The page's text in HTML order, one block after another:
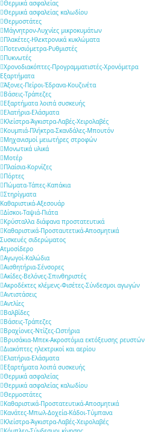
Θερμικά ασφαλείας
Θερμικά ασφαλείας καλωδίου
Θερμοστάτες
Μάγνητρον-Λυχνίες μικροκυμάτων
Πλακέτες-Ηλεκτρονικά κυκλώματα
Ποτενσιόμετρα-Ρυθμιστές
Πυκνωτές
Χρονοδιακόπτες-Προγραμματιστές-Χρονόμετρα
Εξαρτήματα
Άξονες-Πείροι-Έδρανα-Κουζινέτα
Βάσεις-Τράπεζες
Εξαρτήματα λοιπά συσκευής
Ελατήρια-Ελάσματα
Κλείστρα-Άγκιστρα-Λαβές-Χειρολαβές
Κουμπιά-Πλήκτρα-Σκανδάλες-Μπουτόν
Μηχανισμοί μειωτήρες στροφών
Μονωτικά υλικά
Μοτέρ
Πλαίσια-Κορνίζες
Πόρτες
Πώματα-Τάπες-Καπάκια
Στηρίγματα
Καθαριστικά-Αξεσουάρ
Δίσκοι-Ταψιά-Πιάτα
Κρύσταλλα διάφανα προστατευτικά
Καθαριστικά-Προσταυτετικά-Αποσμητικά
Συσκευές σιδερώματος
Ατμοσίδερο
Αγωγοί-Καλώδια
Αισθητήρια-Σένσορες
Ακίδες-Βελόνες-Σπινθηριστές
Ακροδέκτες κλέμενς-Φισέτες-Σύνδεσμοι αγωγών
Αντιστάσεις
Αντλίες
Βαλβίδες
Βάσεις-Τράπεζες
Βραχίονες-Ντίζες-Ωστήρια
Βρυσάκια-Μπεκ-Ακροστόμια εκτόξευσης ρευστών
Διακόπτες ηλεκτρικοί και αερίου
Ελατήρια-Ελάσματα
Εξαρτήματα λοιπά συσκευής
Θερμικά ασφαλείας
Θερμικά ασφαλείας καλωδίου
Θερμοστάτες
Καθαριστικά-Προστατευτικά-Αποσμητικά
Κανάτες-Μπωλ-Δοχεία-Κάδοι-Τύμπανα
Κλείστρα-Άγκιστρα-Λαβές-Χειρολαβές